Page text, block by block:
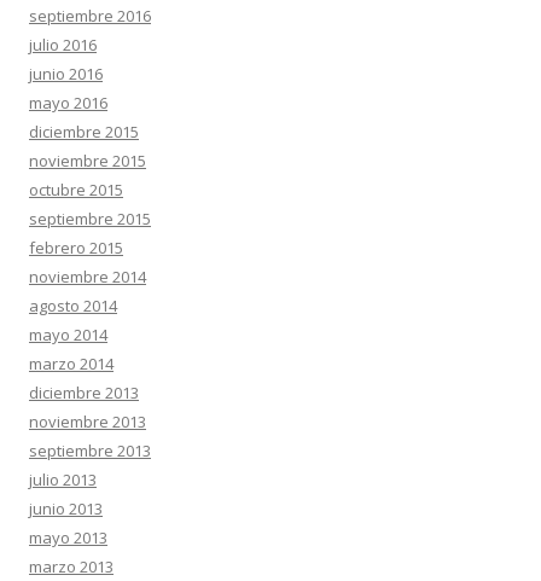
septiembre 2016
julio 2016
junio 2016
mayo 2016
diciembre 2015
noviembre 2015
octubre 2015
septiembre 2015
febrero 2015
noviembre 2014
agosto 2014
mayo 2014
marzo 2014
diciembre 2013
noviembre 2013
septiembre 2013
julio 2013
junio 2013
mayo 2013
marzo 2013